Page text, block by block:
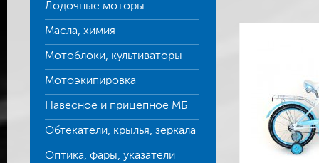
Лодочные моторы
Масла, химия
Мотоблоки, культиваторы
Мотоэкипировка
Навесное и прицепное МБ
Обтекатели, крылья, зеркала
Оптика, фары, указатели